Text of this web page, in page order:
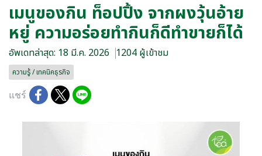
เมนูของกิน ท็อปปิ้ง จากผงวุ้นอ้าย
หยู่ ความอร่อยทำกินก็ดีทำขายก็ได้
อัพเดทล่าสุด: 18 มี.ค. 2026 1204 ผู้เข้าชม
ความรู้ / เทคนิคธุรกิจ
แชร์